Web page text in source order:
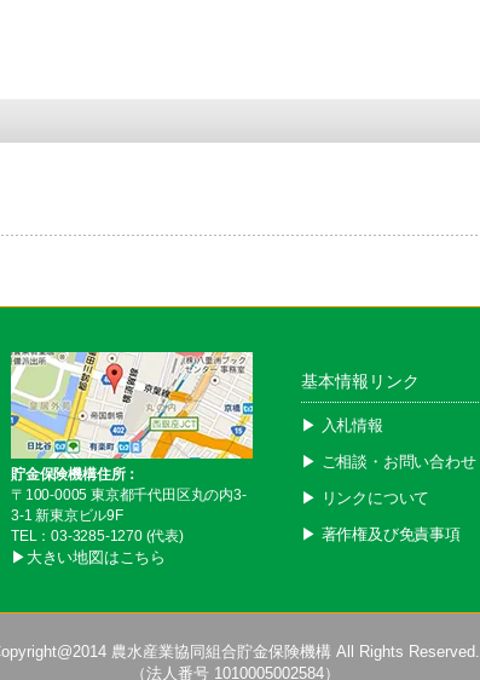
貯金保険機構住所：
〒100-0005 東京都千代田区丸の内3-
3-1 新東京ビル9F
TEL：03-3285-1270 (代表)
▶︎大きい地図はこちら
基本情報リンク
▶︎ 入札情報
▶︎ ご相談・お問い合わせ
▶︎ リンクについて
▶︎ 著作権及び免責事項
農水産業協同組合貯金保険機構All Rights Reserved.
（法人番号 1010005002584）